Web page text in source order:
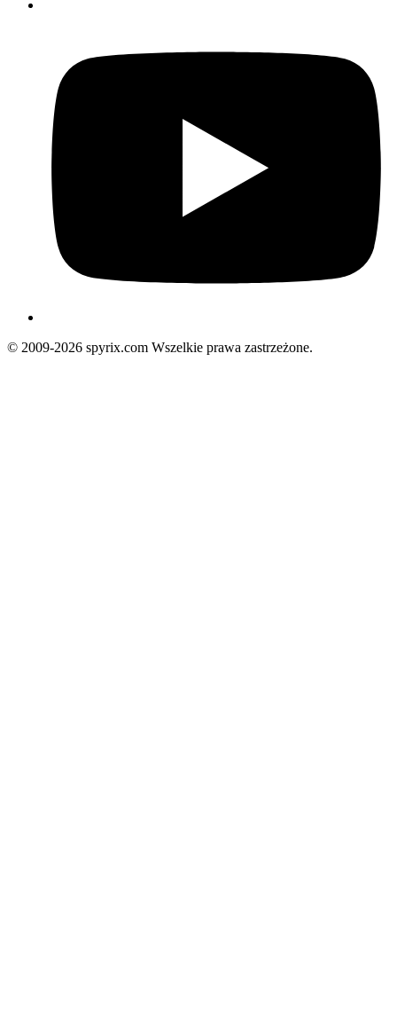
© 2009-2026 spyrix.com Wszelkie prawa zastrzeżone.